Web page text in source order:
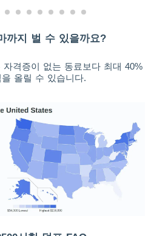
까지 벌 수 있을까요?
격증이 없는 동료보다 최대 40%
올릴 수 있습니다.